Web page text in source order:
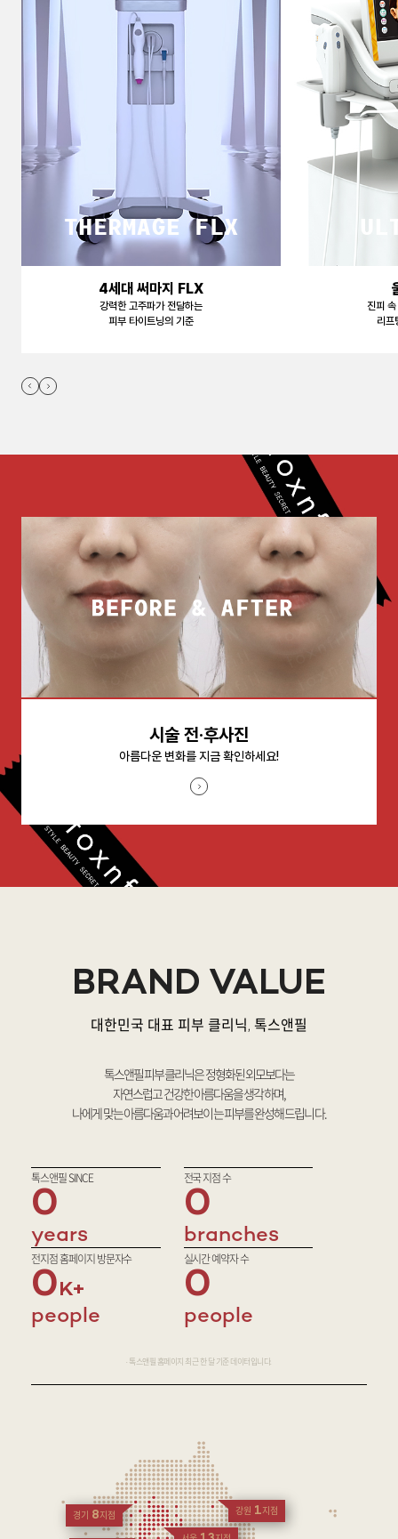
청주점
홍대점
4세대 써마지 FLX
강력한 고주파가 전달하는
피부 타이트닝의 기준
진피
리프
시술 전·후사진
아름다운 변화를 지금 확인하세요!
BRAND VALUE
대한민국 대표 피부 클리닉, 톡스앤필
톡스앤필 피부 클리닉은 정형화된 외모보다는
자연스럽고 건강한 아름다움을 생각하며,
나에게 맞는 아름다움과 어려보이는 피부를 완성해 드립니다.
톡스앤필 SINCE
0
years
전국 지점 수
0
branches
전지점 홈페이지 방문자수
0
people
실시간 예약자 수
0
people
· 톡스앤필 홈페이지 최근 한 달 기준 데이터입니다.
경기 8지점 강원 1지점